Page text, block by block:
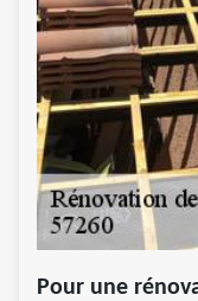
Pour une